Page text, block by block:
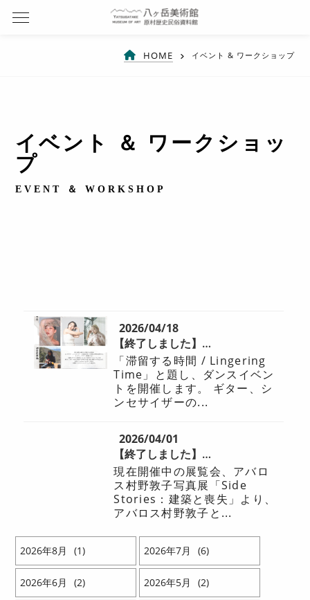
HOME イベント & ワークショップ
イベント ＆ ワークショッ
プ
EVENT ＆ WORKSHOP
2026/04/18
【終了しました】ダンスイベント開催のお知らせ
「滞留する時間 / Lingering
Time」と題し、ダンスイベン
トを開催します。 ギター、シ
ンセサイザーの...
2026/04/01
【終了しました】アバロス村野敦子写真展「Side Stories：建築と喪失」関連イベントのお知らせ
現在開催中の展覧会、アバロ
ス村野敦子写真展「Side
Stories：建築と喪失」より、
アバロス村野敦子と...
2026 8 1 2026 7 6
2026 6 2 2026 5 2